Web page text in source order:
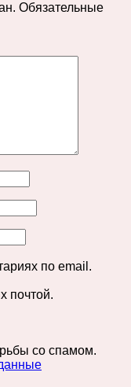
Обязательные
по email.
почтой.
со спамом.